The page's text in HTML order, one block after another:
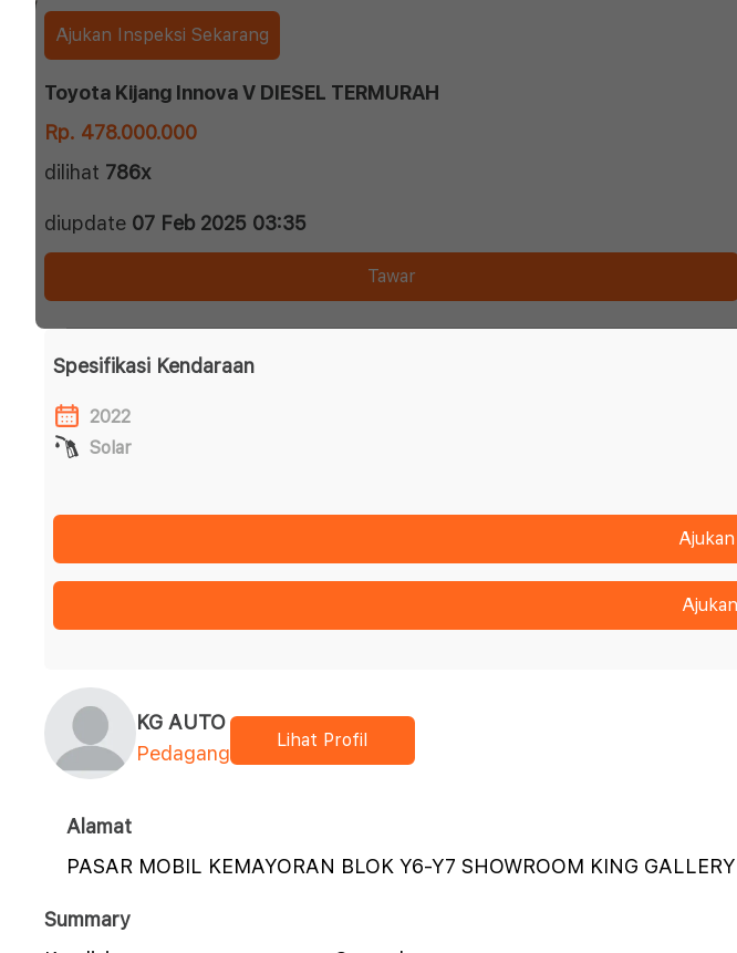
Ajukan Inspeksi Sekarang
Toyota Kijang Innova V DIESEL TERMURAH
Rp. 478.000.000
dilihat 786x
diupdate 07 Feb 2025 03:35
Tawar
Spesifikasi Kendaraan
2022
Solar
KG AUTO
Pedagang
Lihat Profil
Alamat
PASAR MOBIL KEMAYORAN BLOK Y6-Y7 SHOWROOM KING GALLERY
Summary